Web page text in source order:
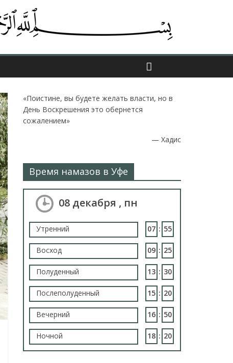
«Поистине, вы будете желать власти, но в
День Воскрешения это обернется
сожалением»
— Хадис
Время намазов в Уфе
08 декабря , пн
Утренний 07 : 55
Восход 09 : 25
Полуденный 13 : 30
Послеполуденный 15 : 20
Вечерний 16 : 50
Ночной 18 : 20